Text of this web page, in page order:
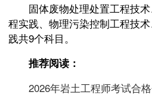
固体废物处理处置工程技术
程实践、物理污染控制工程技
践共9个科目。
推荐阅读：
2026年岩土工程师考试合